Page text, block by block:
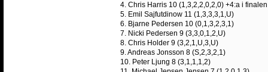
4. Chris Harris 10 (1,3,2,2,0,2,0) +4:a i finalen
5. Emil Sajfutdinow 11 (1,3,3,3,1,U)
6. Bjarne Pedersen 10 (0,1,3,2,3,1)
7. Nicki Pedersen 9 (3,3,0,1,2,U)
8. Chris Holder 9 (3,2,1,U,3,U)
9. Andreas Jonsson 8 (S,2,3,2,1)
10. Peter Ljung 8 (3,1,1,1,2)